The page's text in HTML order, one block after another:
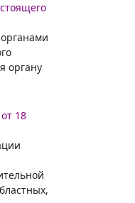
органу
от 18